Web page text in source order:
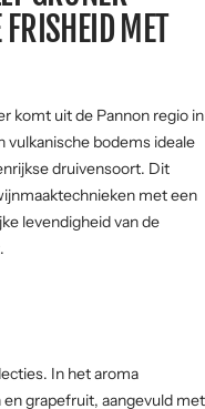
Fruit
MET
komt uit de Pannon regio in
vulkanische bodems ideale
druivensoort. Dit
met een
levendigheid van de
In het aroma
grapefruit, aangevuld met